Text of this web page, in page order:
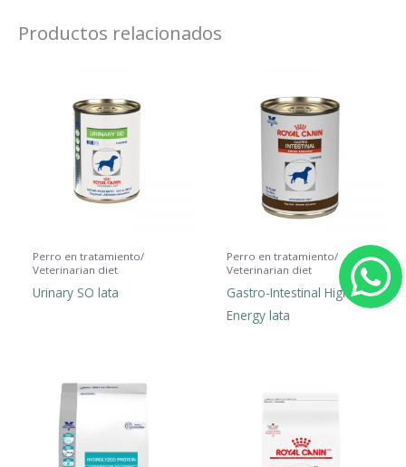
Productos relacionados
Perro en tratamiento/
Veterinarian diet
Urinary SO lata
Perro en tratamiento/
Veterinarian diet
Gastro-Intestinal High
Energy lata
h